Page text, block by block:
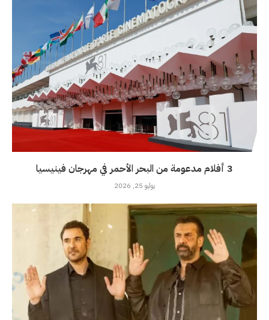
3 أفلام مدعومة من البحر الأحمر في مهرجان فينيسيا
يوليو 25, 2026